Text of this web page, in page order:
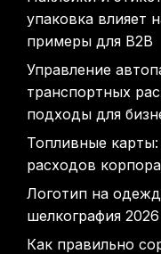
упаковка влияет
примеры для B2B
Управление
транспортных
подходы для
Топливные
расходов
Логотип на
шелкография 2026
Как правильно